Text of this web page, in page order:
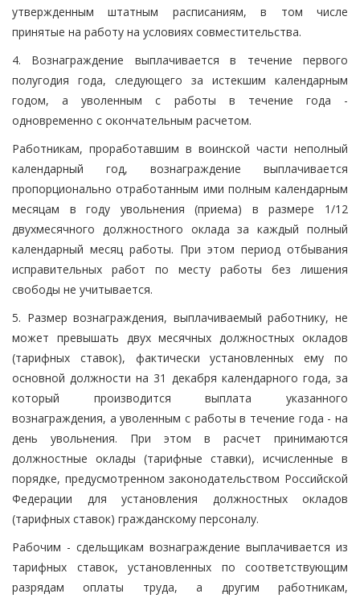
утвержденным штатным расписаниям, в том числе
принятые на работу на условиях совместительства.
4. Вознаграждение выплачивается в течение первого
полугодия года, следующего за истекшим календарным
годом, а уволенным с работы в течение года -
одновременно с окончательным расчетом.
Работникам, проработавшим в воинской части неполный
календарный год, вознаграждение выплачивается
пропорционально отработанным ими полным календарным
месяцам в году увольнения (приема) в размере 1/12
двухмесячного должностного оклада за каждый полный
календарный месяц работы. При этом период отбывания
исправительных работ по месту работы без лишения
свободы не учитывается.
5. Размер вознаграждения, выплачиваемый работнику, не
может превышать двух месячных должностных окладов
(тарифных ставок), фактически установленных ему по
основной должности на 31 декабря календарного года, за
который производится выплата указанного
вознаграждения, а уволенным с работы в течение года - на
день увольнения. При этом в расчет принимаются
должностные оклады (тарифные ставки), исчисленные в
порядке, предусмотренном законодательством Российской
Федерации для установления должностных окладов
(тарифных ставок) гражданскому персоналу.
Рабочим - сдельщикам вознаграждение выплачивается из
тарифных ставок, установленных по соответствующим
разрядам оплаты труда, а другим работникам,